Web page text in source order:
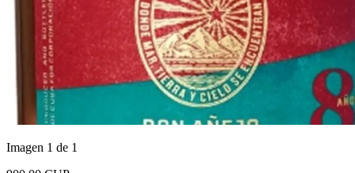
Imagen 1 de 1